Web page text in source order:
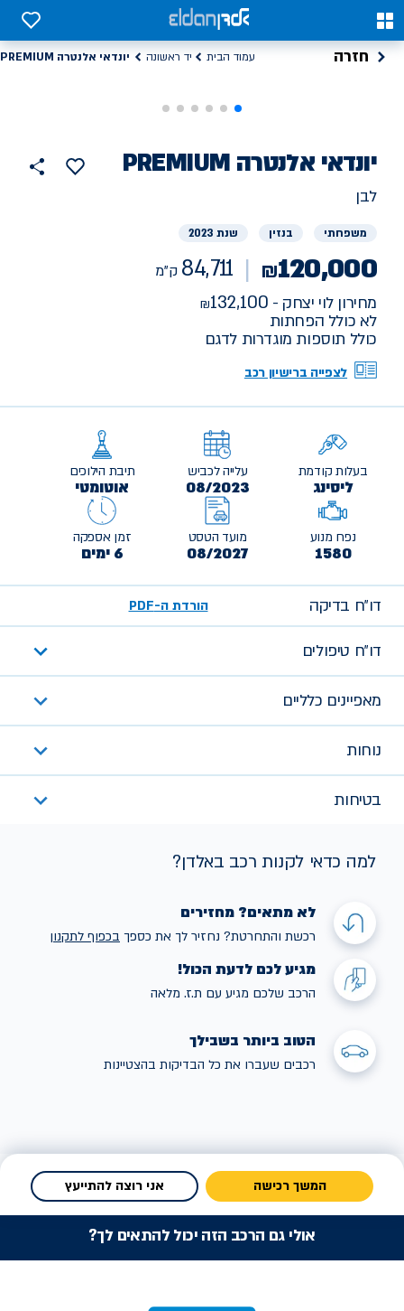
0
0
חזרה עמוד הבית יד ראשונה יונדאי אלנטרה PREMIUM
רכב
יד
יונדאי אלנטרה PREMIUM
84711
הוסף
למועדפים
לבן
משפחתי בנזין שנת 2023
₪120,000
84,711 ק"מ
מחירון לוי יצחק - 132,100
לא כולל הפחתות
כולל תוספות מוגדרות לדגם
לצפייה ברישיון רכב
בעלות קודמת
ליסינג
עלייה לכביש
08/2023
תיבת הילוכים
אוטומטי
נפח מנוע
1580
מועד הטסט
08/2027
זמן אספקה
6 ימים
דו״ח בדיקה הורדת ה-PDF
דו״ח טיפולים
מאפיינים כלליים
נוחות
בטיחות
למה כדאי לקנות רכב באלדן?
לא מתאים? מחזירים
רכשת והתחרטת? נחזיר לך את כספך בכפוף לתקנון
מגיע לכם לדעת הכול!
הרכב שלכם מגיע עם ת.ז. מלאה
הטוב ביותר בשבילך
רכבים שעברו את כל הבדיקות בהצטיינות
המשך רכישה אני רוצה להתייעץ
אולי גם הרכב הזה יכול להתאים לך?